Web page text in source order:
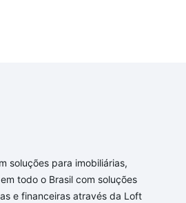
soluções para imobiliárias,
todo o Brasil com soluções
e financeiras através da Loft